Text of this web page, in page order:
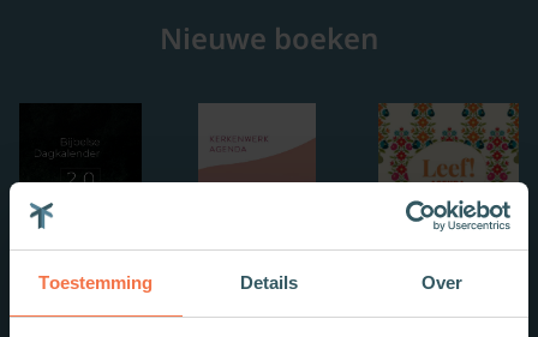
Toestemming Details Over
Nieuwe boeken